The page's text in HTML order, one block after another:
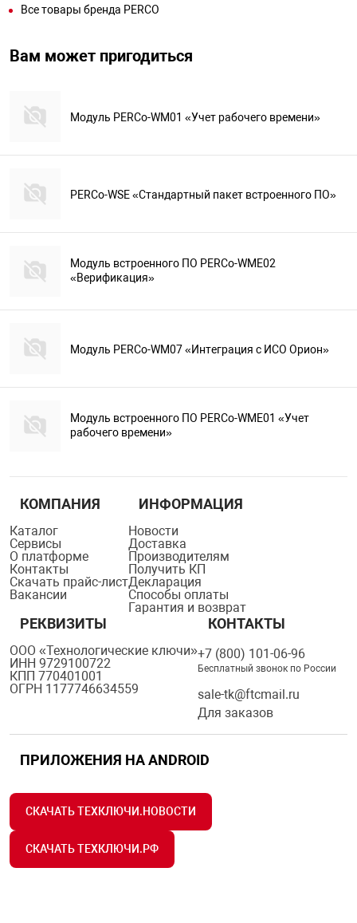
Все товары бренда PERCO
Вам может пригодиться
Модуль PERCo-WM01 «Учет рабочего времени»
PERCo-WSE «Стандартный пакет встроенного ПО»
Модуль встроенного ПО PERCo-WME02
«Верификация»
Модуль PERCo-WM07 «Интеграция с ИСО Орион»
Модуль встроенного ПО PERCo-WME01 «Учет
рабочего времени»
КОМПАНИЯ
Каталог
Сервисы
О платформе
Контакты
Скачать прайс-лист
Вакансии
ИНФОРМАЦИЯ
Новости
Доставка
Производителям
Получить КП
Декларация
Способы оплаты
Гарантия и возврат
РЕКВИЗИТЫ
ООО «Технологические ключи»
ИНН 9729100722
КПП 770401001
ОГРН 1177746634559
КОНТАКТЫ
+7 (800) 101-06-96
Бесплатный звонок по России
sale-tk@ftcmail.ru
Для заказов
ПРИЛОЖЕНИЯ НА ANDROID
СКАЧАТЬ ТЕХКЛЮЧИ.НОВОСТИ
СКАЧАТЬ ТЕХКЛЮЧИ.РФ